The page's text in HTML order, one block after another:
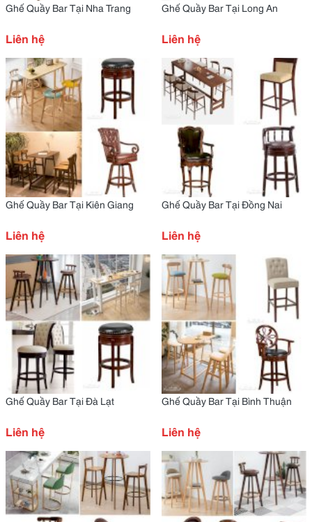
Ghế Quầy Bar Tại Nha Trang
Liên hệ
Ghế Quầy Bar Tại Long An
Liên hệ
Ghế Quầy Bar Tại Kiên Giang
Liên hệ
Ghế Quầy Bar Tại Đồng Nai
Liên hệ
Ghế Quầy Bar Tại Đà Lạt
Liên hệ
Ghế Quầy Bar Tại Bình Thuận
Liên hệ